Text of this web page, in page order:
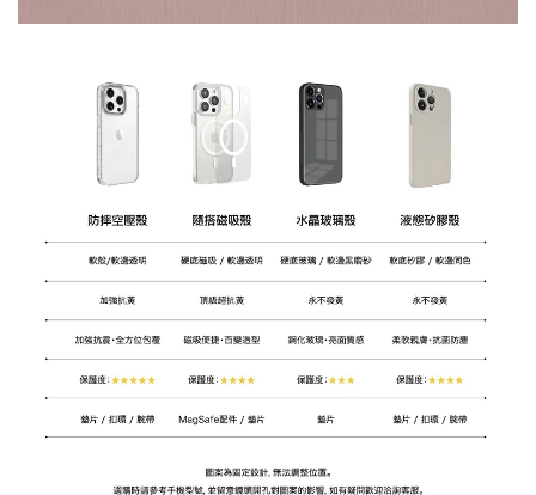
NT$ 129
NT$ 159
+NT$ 159
NT$ 189
加入購物車
瀏覽更多